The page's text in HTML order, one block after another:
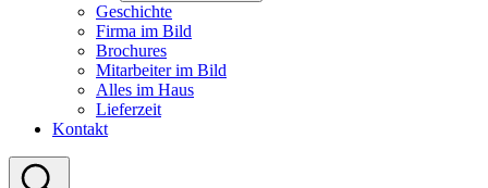
Geschichte
Firma im Bild
Brochures
Mitarbeiter im Bild
Alles im Haus
Lieferzeit
Kontakt